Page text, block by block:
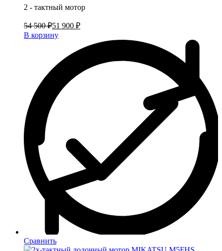
2 - тактный мотор
54 500 ₽51 900 ₽
В корзину
Сравнить